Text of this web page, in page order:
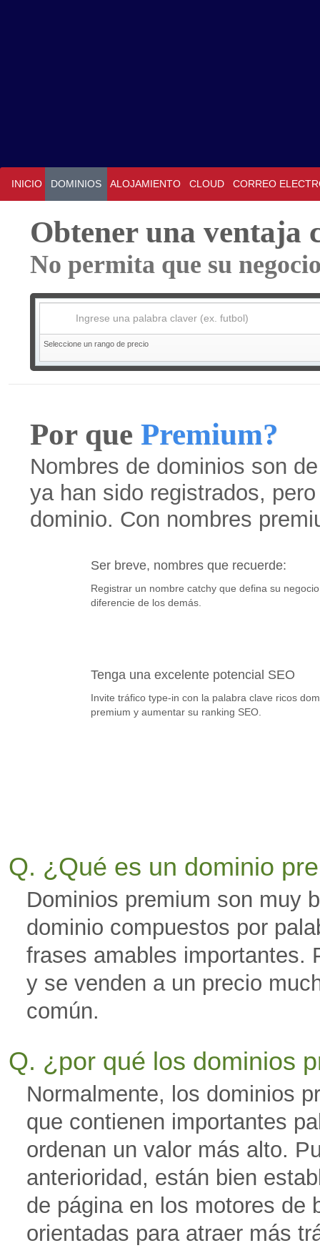
INICIO DOMINIOS ALOJAMIENTO CLOUD CORREO
Obtener una ventaja
No permita que su
Ingrese una palabra claver (ex. futbol)
Seleccione un rango de precio
Por que Premium?
Nombres de dominios son
ya han sido registrados,
dominio. Con nombres
Ser breve, nombres que recuerde:
Registrar un nombre catchy que defina su
diferencie de los demás.
Tenga una excelente potencial SEO
Invite tráfico type-in ​​con la palabra clave ricos
premium y aumentar su ranking SEO.
Q. ¿Qué es un dominio
Dominios premium son muy
dominio compuestos por
frases amables importantes.
y se venden a un precio
común.
Q. ¿por qué los dominios
Normalmente, los dominios
que contienen importantes
ordenan un valor más alto.
anterioridad, están bien
de página en los motores de
orientadas para atraer más